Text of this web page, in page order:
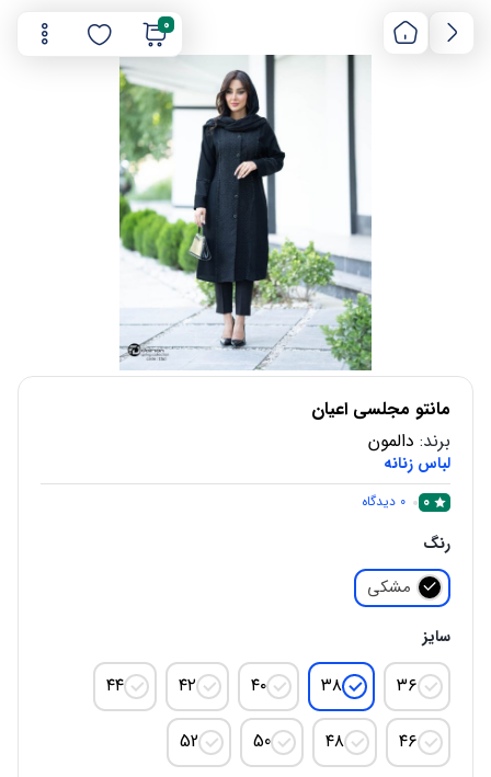
0
مانتو مجلسی اعیان
برند: دالمون
لباس زنانه
0
0 دیدگاه
رنگ
مشکی
سایز
۳۶ ۳۸ ۴۰ ۴۲ ۴۴
۴۶ ۴۸ 50
52